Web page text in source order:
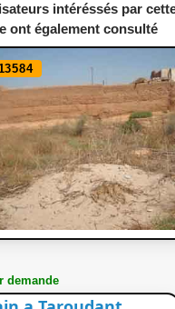
intéréssés par
ont également consulté
demande